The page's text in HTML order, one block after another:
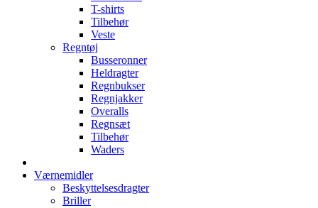
T-shirts
Tilbehør
Veste
Regntøj
Busseronner
Heldragter
Regnbukser
Regnjakker
Overalls
Regnsæt
Tilbehør
Waders
Værnemidler
Beskyttelsesdragter
Briller